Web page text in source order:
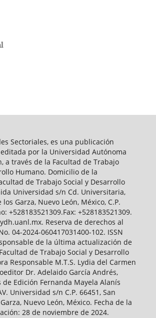
Sectoriales, es una publicación
por la Universidad Autónoma
a través de la Facultad de Trabajo
Humano. Domicilio de la
de Trabajo Social y Desarrollo
Universidad s/n Cd. Universitaria,
Garza, Nuevo León, México, C.P.
+528183521309.Fax: +528183521309.
Reserva de derechos al
04-2024-060417031400-102. ISSN
de la última actualización de
de Trabajo Social y Desarrollo
Responsable M.T.S. Lydia del Carmen
Dr. Adelaido García Andrés,
de Edición Fernanda Mayela Alanís
Universidad s/n C.P. 66451, San
Nuevo León, México. Fecha de la
28 de noviembre de 2024.